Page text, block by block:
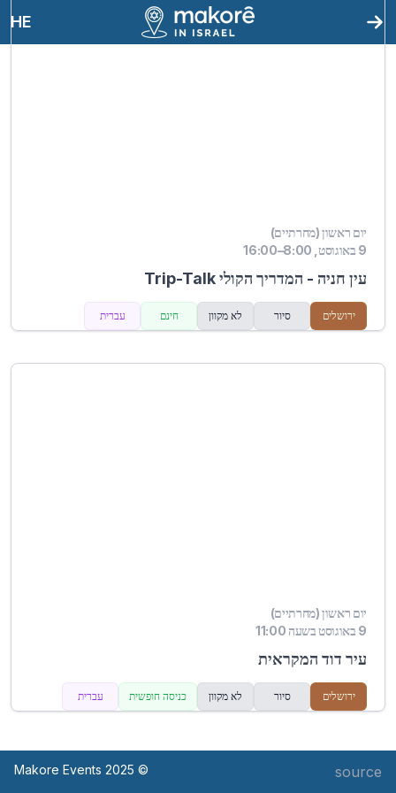
HE
יום ראשון (מחרתיים)
9 באוגוסט, 8:00–16:00
עין חניה - המדריך הקולי Trip-Talk
ירושלים סיור לא מקוון חינם עברית
יום ראשון (מחרתיים)
9 באוגוסט בשעה 11:00
עיר דוד המקראית
ירושלים סיור לא מקוון כניסה חופשית עברית
source
© Makore Events 2025